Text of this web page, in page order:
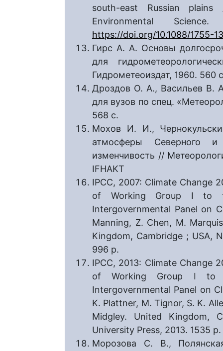
south-east Russian
Environmental
https://doi.org/10.1088/1755-
Гирс А. А. Основы
для
Гидрометеоиздат, 1960. 560
Дроздов О. А., Васильев В.
для вузов по спец.
568 с.
Мохов И. И.,
атмосферы Северного
изменчивость //
IFHAKT
IPCC, 2007: Climate Change
of Working Group I to
Intergovernmental Panel on
Manning, Z. Chen, M.
Kingdom, Cambridge ; USA,
996 p.
IPCC, 2013: Climate Change
of Working Group I to
Intergovernmental Panel on
K. Plattner, M. Tignor, S. K.
Midgley. United Kingdom,
University Press, 2013. 1535 p.
Морозова С. В.,